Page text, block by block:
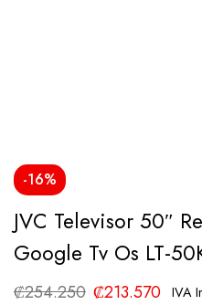
-16%
JVC Televisor 50″
Google Tv Os LT-
₡254.250 ₡213.570 IVA